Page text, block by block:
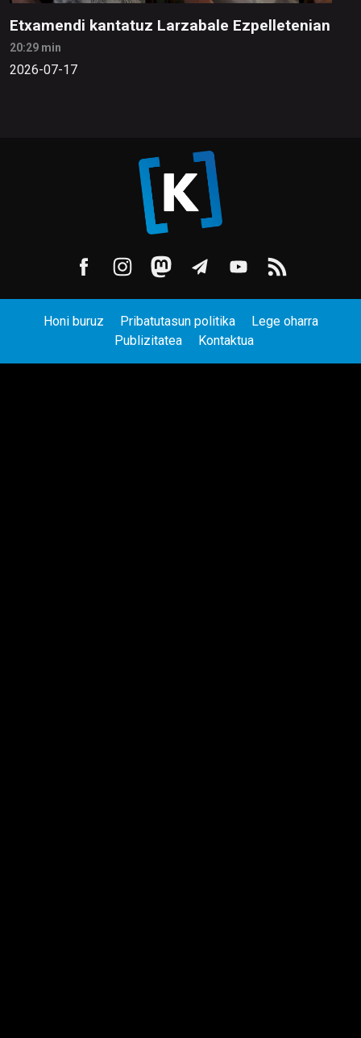
Etxamendi kantatuz Larzabale Ezpelletenian
20:29 min
2026-07-17
Honi buruz Pribatutasun politika
Lege oharra
Publizitatea
Kontaktua